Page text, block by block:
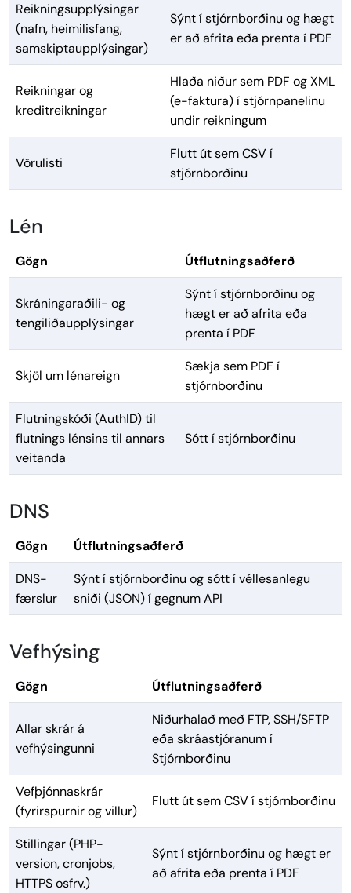
Reikningsupplýsingar
(nafn, heimilisfang,
samskiptaupplýsingar)
Sýnt í stjórnborðinu og hægt
er að afrita eða prenta í PDF
Reikningar og
kreditreikningar
Hlaða niður sem PDF og XML
(e-faktura) í stjórnpanelinu
undir reikningum
Vörulisti
Flutt út sem CSV í
stjórnborðinu
Lén
Gögn Útflutningsaðferð
Skráningaraðili- og
tengiliðaupplýsingar
Sýnt í stjórnborðinu og
hægt er að afrita eða
prenta í PDF
Skjöl um lénareign
Sækja sem PDF í
stjórnborðinu
Flutningskóði (AuthID) til
flutnings lénsins til annars
veitanda
Sótt í stjórnborðinu
DNS
Gögn
Útflutningsaðferð
DNS-
færslur
Sýnt í stjórnborðinu og sótt í véllesanlegu
sniði (JSON) í gegnum API
Vefhýsing
Gögn Útflutningsaðferð
Allar skrár á
vefhýsingunni
Niðurhalað með FTP, SSH/SFTP
eða skráastjóranum í
Stjórnborðinu
Vefþjónnaskrár
(fyrirspurnir og villur)
Flutt út sem CSV í stjórnborðinu
Stillingar (PHP-
version, cronjobs,
HTTPS osfrv.)
Sýnt í stjórnborðinu og hægt er
að afrita eða prenta í PDF